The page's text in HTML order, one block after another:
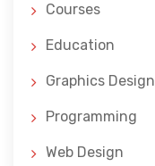
Courses
Education
Graphics Design
Programming
Web Design